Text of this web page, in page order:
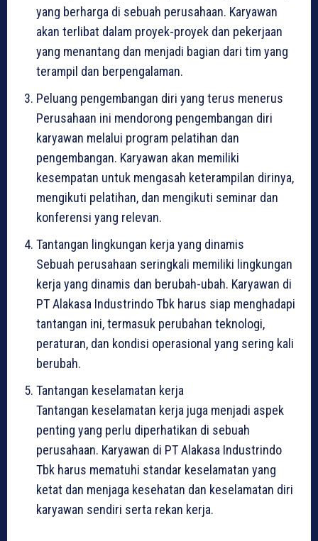
yang berharga di sebuah perusahaan. Karyawan
akan terlibat dalam proyek-proyek dan pekerjaan
yang menantang dan menjadi bagian dari tim yang
terampil dan berpengalaman.
Peluang pengembangan diri yang terus menerus
Perusahaan ini mendorong pengembangan diri
karyawan melalui program pelatihan dan
pengembangan. Karyawan akan memiliki
kesempatan untuk mengasah keterampilan dirinya,
mengikuti pelatihan, dan mengikuti seminar dan
konferensi yang relevan.
Tantangan lingkungan kerja yang dinamis
Sebuah perusahaan seringkali memiliki lingkungan
kerja yang dinamis dan berubah-ubah. Karyawan di
PT Alakasa Industrindo Tbk harus siap menghadapi
tantangan ini, termasuk perubahan teknologi,
peraturan, dan kondisi operasional yang sering kali
berubah.
Tantangan keselamatan kerja
Tantangan keselamatan kerja juga menjadi aspek
penting yang perlu diperhatikan di sebuah
perusahaan. Karyawan di PT Alakasa Industrindo
Tbk harus mematuhi standar keselamatan yang
ketat dan menjaga kesehatan dan keselamatan diri
karyawan sendiri serta rekan kerja.